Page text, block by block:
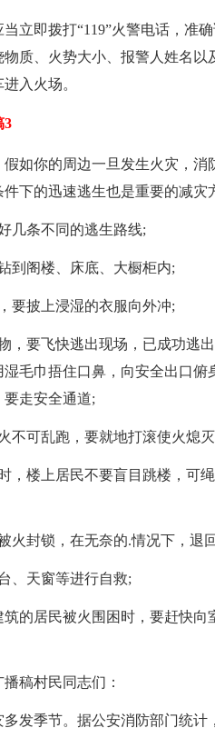
立即拨打“119”火警电话，准
质、火势大小、报警人姓名
入火场。
3
假如你的周边一旦发生火灾，
下的迅速逃生也是重要的减灾
几条不同的逃生路线;
到阁楼、床底、大橱柜内;
要披上浸湿的衣服向外冲;
，要飞快逃出现场，已成功逃
毛巾捂住口鼻，向安全出口俯
走安全通道;
不可乱跑，要就地打滚使火熄
，楼上居民不要盲目跳楼，可
火封锁，在无奈的.情况下，退
、天窗等进行自救;
筑的居民被火围困时，要赶快
稿村民同志们：
发季节。据公安消防部门统